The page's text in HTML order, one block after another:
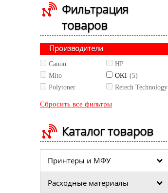
Фильтрация
товаров
Производители
Canon
HP
Mito
OKI (5)
Polytoner
Retech Technology
Сбросить все фильтры
Каталог товаров
Принтеры и МФУ
Расходные материалы